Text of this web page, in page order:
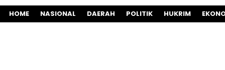
HOME NASIONAL DAERAH POLITIK HUKRIM